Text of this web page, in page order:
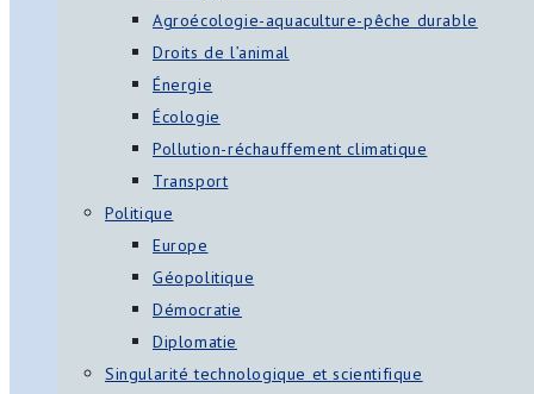
Agroécologie-aquaculture-pêche durable
Droits de l’animal
Énergie
Écologie
Pollution-réchauffement climatique
Transport
Politique
Europe
Géopolitique
Démocratie
Diplomatie
Singularité technologique et scientifique